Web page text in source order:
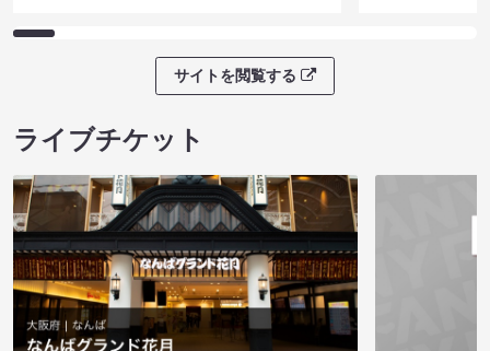
サイトを閲覧する
ライブチケット